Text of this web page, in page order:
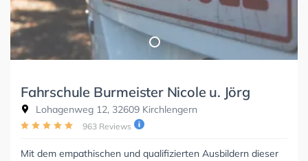
Fahrschule Burmeister Nicole u. Jörg
Lohagenweg 12, 32609 Kirchlengern
963 Reviews
Mit dem empathischen und qualifizierten Ausbildern dieser